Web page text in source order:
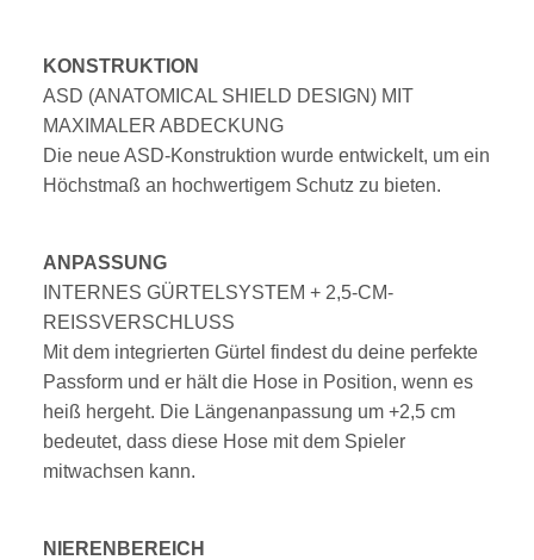
KONSTRUKTION
ASD (ANATOMICAL SHIELD DESIGN) MIT
MAXIMALER ABDECKUNG
Die neue ASD-Konstruktion wurde entwickelt, um ein
Höchstmaß an hochwertigem Schutz zu bieten.
ANPASSUNG
INTERNES GÜRTELSYSTEM + 2,5-CM-
REISSVERSCHLUSS
Mit dem integrierten Gürtel findest du deine perfekte
Passform und er hält die Hose in Position, wenn es
heiß hergeht. Die Längenanpassung um +2,5 cm
bedeutet, dass diese Hose mit dem Spieler
mitwachsen kann.
NIERENBEREICH